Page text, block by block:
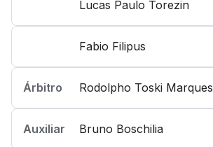
Lucas Paulo Torezin
Fabio Filipus
Árbitro Rodolpho Toski Marques
Auxiliar Bruno Boschilia